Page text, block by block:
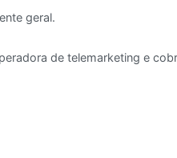
geral.
de telemarketing e